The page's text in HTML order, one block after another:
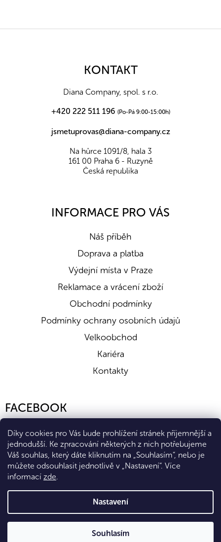
Díky cookies pro Vás bude prohlížení stránek příjemnější a
jednodušší. Ke zpracování některých z nich potřebujeme
Váš souhlas, který dáte kliknutím na „Souhlasím“, nebo je
můžete odsouhlasit jednotlivě v „Nastavení“. Více
informací zde.
Nastavení
Souhlasím
KONTAKT
Diana Company, spol. s r.o.
+420 222 511 196 (Po-Pá 9:00-15:00h)
jsmetuprovas@diana-company.cz
Na hůrce 1091/8, hala 3
161 00 Praha 6 - Ruzyně
Česká republika
INFORMACE PRO VÁS
Náš příběh
Doprava a platba
Výdejní místa v Praze
Reklamace a vrácení zboží
Obchodní podmínky
Podmínky ochrany osobních údajů
Velkoobchod
Kariéra
Kontakty
FACEBOOK
Vytvořil Shoptet Premium
Copyright 2026Eshop Diana Company, spol. s r.o.. Všechna
práva vyhrazena.